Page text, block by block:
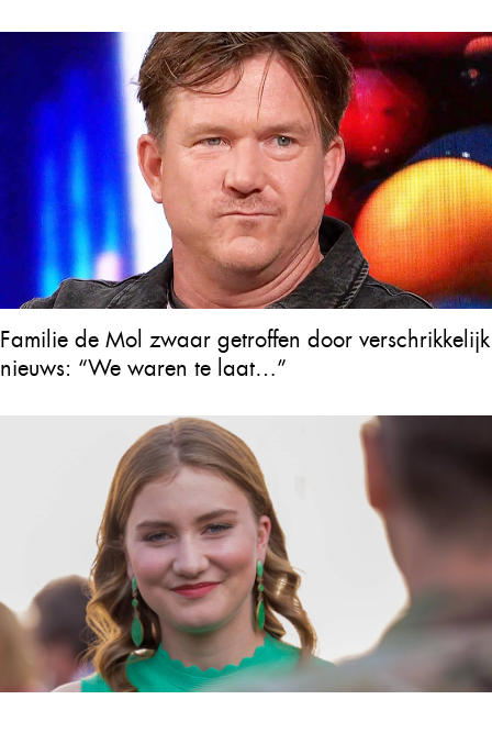
Familie de Mol zwaar getroffen door verschrikkelijk
nieuws: “We waren te laat…”